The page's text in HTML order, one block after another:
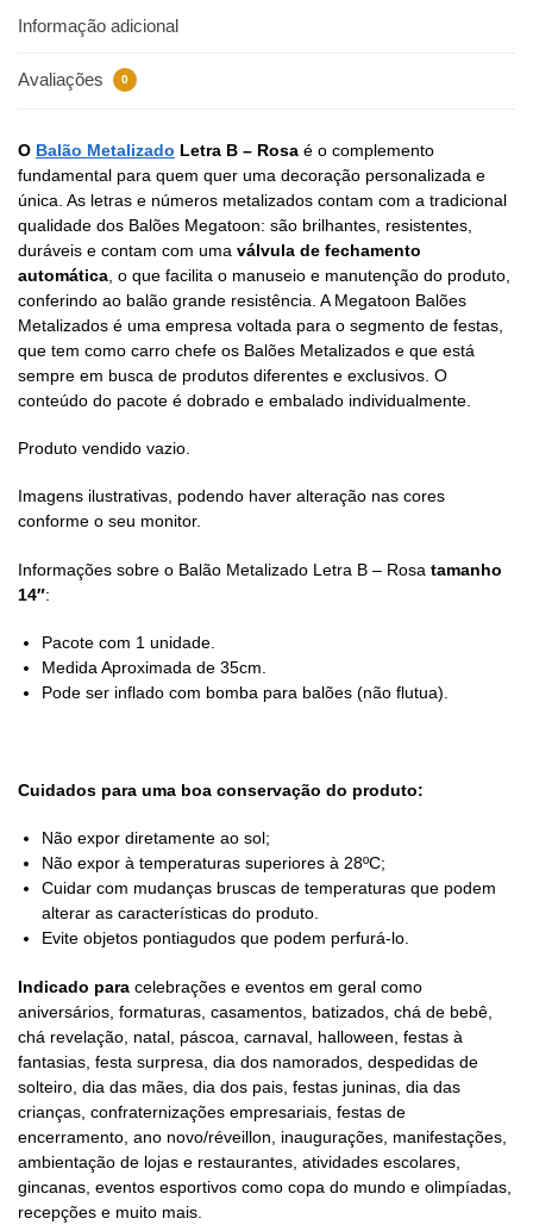
Informação adicional
Avaliações 0
O Balão Metalizado Letra B – Rosa é o complemento
fundamental para quem quer uma decoração personalizada e
única. As letras e números metalizados contam com a tradicional
qualidade dos Balões Megatoon: são brilhantes, resistentes,
duráveis e contam com uma válvula de fechamento
automática , o que facilita o manuseio e manutenção do produto,
conferindo ao balão grande resistência. A Megatoon Balões
Metalizados é uma empresa voltada para o segmento de festas,
que tem como carro chefe os Balões Metalizados e que está
sempre em busca de produtos diferentes e exclusivos. O
conteúdo do pacote é dobrado e embalado individualmente.
Produto vendido vazio.
Imagens ilustrativas, podendo haver alteração nas cores
conforme o seu monitor.
Informações sobre o Balão Metalizado Letra B – Rosa tamanho
14″:
Pacote com 1 unidade.
Medida Aproximada de 35cm.
Pode ser inflado com bomba para balões (não flutua).
Cuidados para uma boa conservação do produto:
Não expor diretamente ao sol;
Não expor à temperaturas superiores à 28ºC;
Cuidar com mudanças bruscas de temperaturas que podem
alterar as características do produto.
Evite objetos pontiagudos que podem perfurá-lo.
Indicado para celebrações e eventos em geral como
aniversários, formaturas, casamentos, batizados, chá de bebê,
chá revelação, natal, páscoa, carnaval, halloween, festas à
fantasias, festa surpresa, dia dos namorados, despedidas de
solteiro, dia das mães, dia dos pais, festas juninas, dia das
crianças, confraternizações empresariais, festas de
encerramento, ano novo/réveillon, inaugurações, manifestações,
ambientação de lojas e restaurantes, atividades escolares,
gincanas, eventos esportivos como copa do mundo e olimpíadas,
recepções e muito mais.